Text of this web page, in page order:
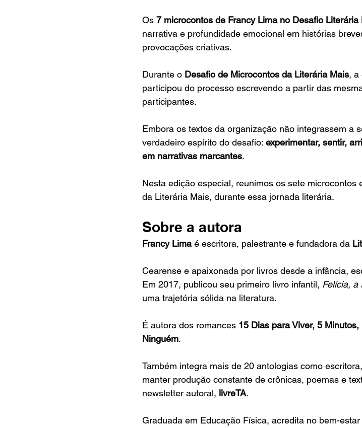
Os 7 microcontos de Francy Lima no Desafio Literária
narrativa e profundidade emocional em histórias
provocações criativas.
Durante o Desafio de Microcontos da Literária Mais, a
participou do processo escrevendo a partir das
participantes.
Embora os textos da organização não integrassem a
verdadeiro espírito do desafio: experimentar, sentir,
em narrativas marcantes.
Nesta edição especial, reunimos os sete microcontos
da Literária Mais, durante essa jornada literária.
Sobre a autora
Francy Lima é escritora, palestrante e fundadora da
Cearense e apaixonada por livros desde a infância,
Em 2017, publicou seu primeiro livro infantil, Felícia, a
uma trajetória sólida na literatura.
É autora dos romances 15 Dias para Viver, 5
Ninguém.
Também integra mais de 20 antologias como
manter produção constante de crônicas, poemas e
newsletter autoral, livreTA.
Graduada em Educação Física, acredita no bem-